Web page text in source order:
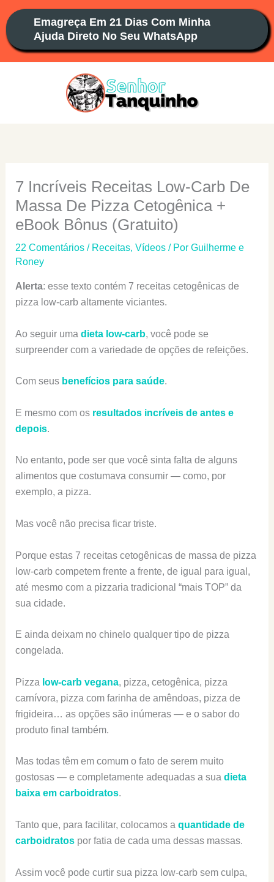
para
conteúdo
Emagreça Em 21 Dias Com Minha
Ajuda Direto No Seu WhatsApp
7 Incríveis Receitas Low-Carb De
Massa De Pizza Cetogênica +
eBook Bônus (Gratuito)
22 Comentários / Receitas, Vídeos/ Por Guilherme e
Roney
Alerta: esse texto contém 7 receitas cetogênicas de
pizza low-carb altamente viciantes.
Ao seguir uma dieta low-carb, você pode se
surpreender com a variedade de opções de refeições.
Com seus benefícios para saúde.
E mesmo com os resultados incríveis de antes e
depois.
No entanto, pode ser que você sinta falta de alguns
alimentos que costumava consumir — como, por
exemplo, a pizza.
Mas você não precisa ficar triste.
Porque estas 7 receitas cetogênicas de massa de pizza
low-carb competem frente a frente, de igual para igual,
até mesmo com a pizzaria tradicional “mais TOP” da
sua cidade.
E ainda deixam no chinelo qualquer tipo de pizza
congelada.
Pizza low-carb vegana, pizza, cetogênica, pizza
carnívora, pizza com farinha de amêndoas, pizza de
frigideira… as opções são inúmeras — e o sabor do
produto final também.
Mas todas têm em comum o fato de serem muito
gostosas — e completamente adequadas a sua dieta
baixa em carboidratos.
Tanto que, para facilitar, colocamos a quantidade de
carboidratospor fatia de cada uma dessas massas.
Assim você pode curtir sua pizza low-carb sem culpa,